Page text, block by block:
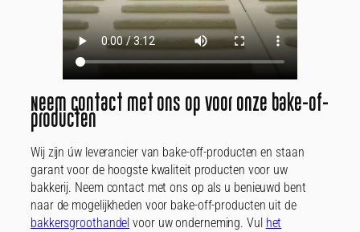
Neem contact met ons op voor onze bake-of-
producten
Wij zijn úw leverancier van bake-off-producten en staan
garant voor de hoogste kwaliteit producten voor uw
bakkerij. Neem contact met ons op als u benieuwd bent
naar de mogelijkheden voor bake-off-producten uit de
bakkersgroothandel voor uw onderneming. Vul het